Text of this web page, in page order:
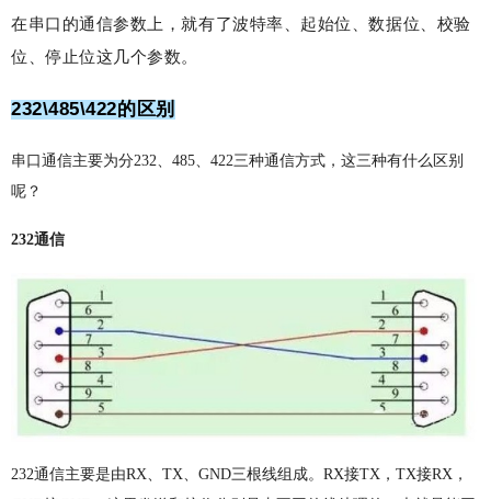
在串口的通信参数上，就有了波特率、起始位、数据位、校验
位、停止位这几个参数。
232\485\422的区别
串口通信主要为分232、485、422三种通信方式，这三种有什么区别
呢？
232通信
232通信主要是由RX、TX、GND三根线组成。RX接TX，TX接RX，